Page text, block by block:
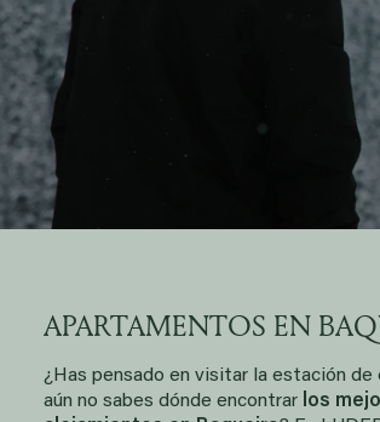
APARTAMENTOS EN
¿Has pensado en visitar la estación de
aún no sabes dónde encontrar los